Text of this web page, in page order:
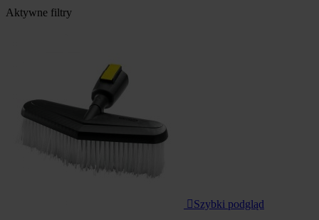
Aktywne filtry
 Szybki podgląd